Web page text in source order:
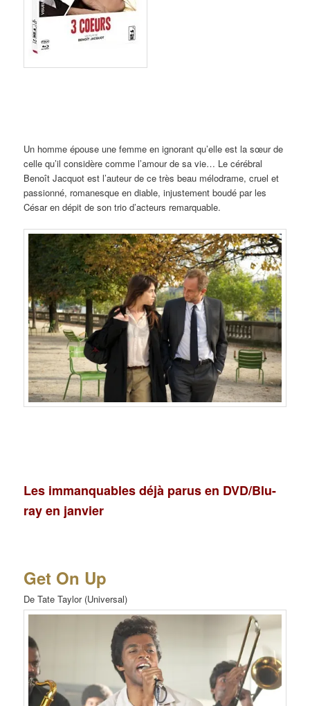
Un homme épouse une femme en ignorant qu’elle est la sœur de
celle qu’il considère comme l’amour de sa vie… Le cérébral
Benoît Jacquot est l’auteur de ce très beau mélodrame, cruel et
passionné, romanesque en diable, injustement boudé par les
César en dépit de son trio d’acteurs remarquable.
Les immanquables déjà parus en DVD/Blu-
ray en janvier
Get On Up
De Tate Taylor (Universal)